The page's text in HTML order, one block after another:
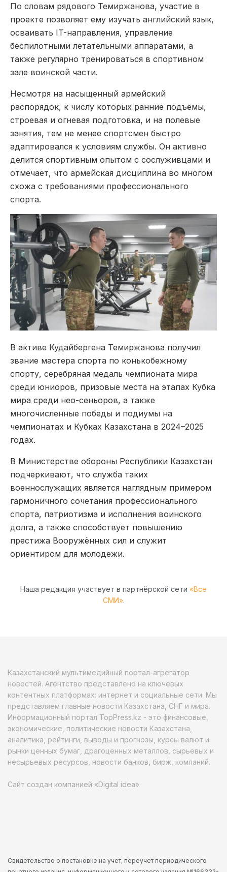
По словам рядового Темиржанова, участие в
проекте позволяет ему изучать английский язык,
осваивать IT-направления, управление
беспилотными летательными аппаратами, а
также регулярно тренироваться в спортивном
зале воинской части.
Несмотря на насыщенный армейский
распорядок, к числу которых ранние подъёмы,
строевая и огневая подготовка, и на полевые
занятия, тем не менее спортсмен быстро
адаптировался к условиям службы. Он активно
делится спортивным опытом с сослуживцами и
отмечает, что армейская дисциплина во многом
схожа с требованиями профессионального
спорта.
В активе Кудайбергена Темиржанова получил
звание мастера спорта по конькобежному
спорту, серебряная медаль чемпионата мира
среди юниоров, призовые места на этапах Кубка
мира среди нео-сеньоров, а также
многочисленные победы и подиумы на
чемпионатах и Кубках Казахстана в 2024–2025
годах.
В Министерстве обороны Республики Казахстан
подчеркивают, что служба таких
военнослужащих является наглядным примером
гармоничного сочетания профессионального
спорта, патриотизма и исполнения воинского
долга, а также способствует повышению
престижа Вооружённых сил и служит
ориентиром для молодежи.
Наша редакция участвует в партнёрской сети «Все
СМИ».
Казахстанский мультимедийный портал-агрегатор
новостей. Агентство представлено на ключевых
контентных платформах: интернет и социальные сети. Мы
представляем главные новости Казахстана, СНГ и мира.
Информационный портал TopPress.kz - это финансовые,
экономические, политические новости Казахстана,
аналитика, рейтинги, выводы и прогнозы, курсы валют и
рынки ценных бумаг, драгоценных металлов, сырьевых и
несырьевых ресурсов, новости банков, бирж, компаний.
Сайт создан компанией «Digital idea»
Свидетельство о постановке на учет, переучет периодического